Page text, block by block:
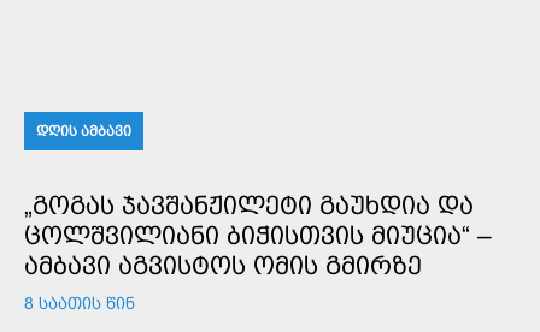
ᲓᲦᲘᲡ ᲐᲛᲑᲐᲕᲘ
„ᲒᲝᲒᲐᲡ ᲯᲐᲕᲨᲐᲜᲟᲘᲚᲔᲢᲘ ᲒᲐᲣᲮᲓᲘᲐ ᲓᲐ
ᲪᲝᲚᲨᲕᲘᲚᲘᲐᲜᲘ ᲑᲘᲭᲘᲡᲗᲕᲘᲡ ᲛᲘᲣᲪᲘᲐ“ –
ᲐᲛᲑᲐᲕᲘ ᲐᲒᲕᲘᲡᲢᲝᲡ ᲝᲛᲘᲡ ᲒᲛᲘᲠᲖᲔ
8 ᲡᲐᲐᲗᲘᲡ ᲬᲘᲜ